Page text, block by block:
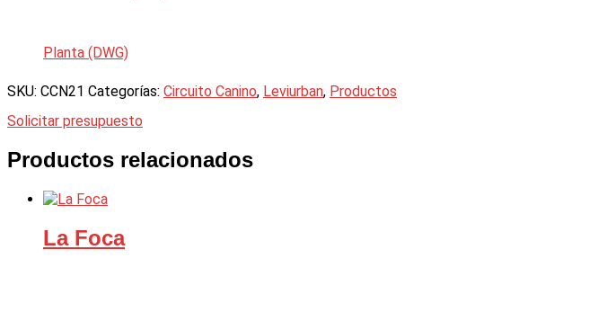
Planta (DWG)
SKU: CCN21 Categorías: Circuito Canino, Leviurban, Productos
Solicitar presupuesto
Productos relacionados
La Foca